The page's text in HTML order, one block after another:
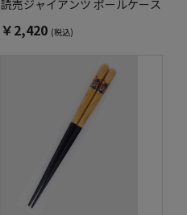
読売ジャイアンツ ボールケース
￥2,420 (税込)